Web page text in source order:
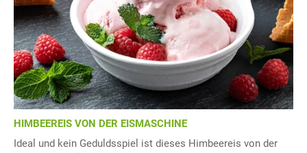
HIMBEEREIS VON DER EISMASCHINE
Ideal und kein Geduldsspiel ist dieses Himbeereis von der